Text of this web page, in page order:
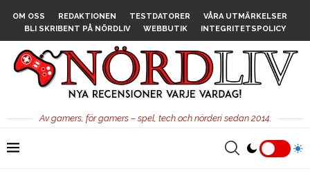
OM OSS REDAKTIONEN TESTDATORER
VÅRA UTMÄRKELSER
BLI SKRIBENT PÅ NÖRDLIV
WEBBUTIK INTEGRITETSPOLICY
Av gamers, för gamers – spel, tech och nörderi sedan 2014.